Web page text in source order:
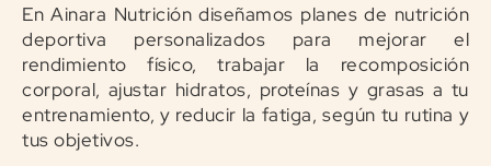
En Ainara Nutrición diseñamos planes de nutrición
deportiva personalizados para mejorar el
rendimiento físico, trabajar la recomposición
corporal, ajustar hidratos, proteínas y grasas a tu
entrenamiento, y reducir la fatiga, según tu rutina y
tus objetivos.